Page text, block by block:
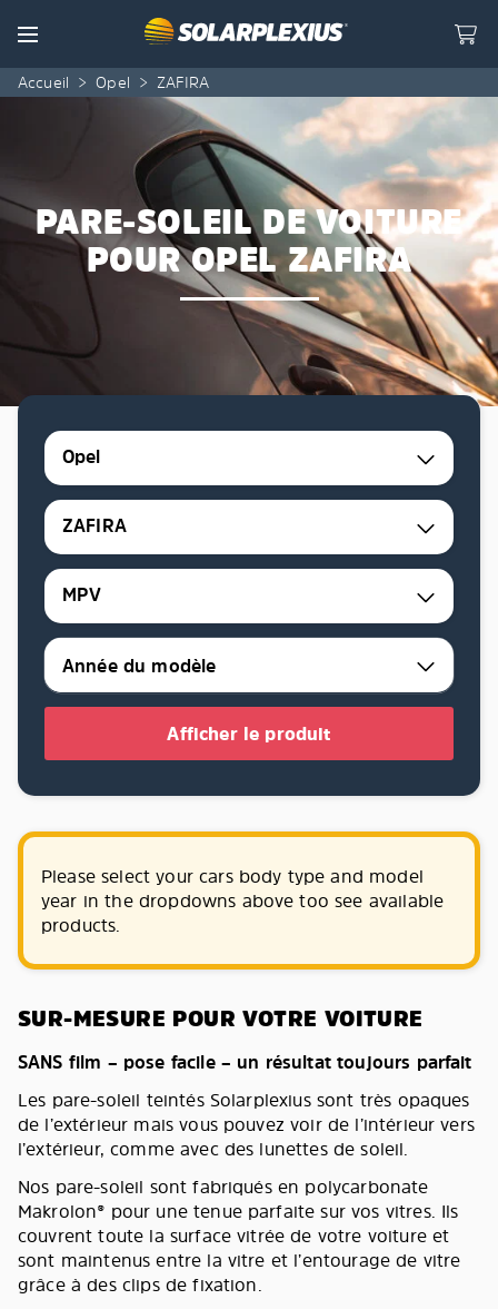
Menu
Accueil > Opel > ZAFIRA
PARE-SOLEIL DE VOITURE
POUR OPEL ZAFIRA
Opel
ZAFIRA
MPV
Afficher le produit
Please select your cars body type and model
year in the dropdowns above too see available
products.
SUR-MESURE POUR VOTRE VOITURE
SANS film – pose facile – un résultat toujours parfait
Les pare-soleil teintés Solarplexius sont très opaques
de l’extérieur mais vous pouvez voir de l’intérieur vers
l’extérieur, comme avec des lunettes de soleil.
Nos pare-soleil sont fabriqués en polycarbonate
Makrolon® pour une tenue parfaite sur vos vitres. Ils
couvrent toute la surface vitrée de votre voiture et
sont maintenus entre la vitre et l’entourage de vitre
grâce à des clips de fixation.